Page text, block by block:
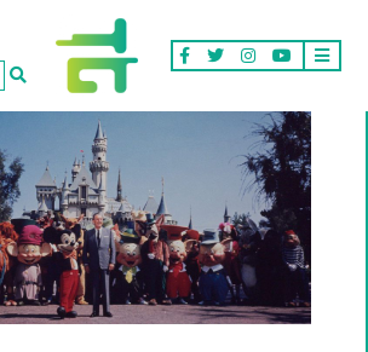
Tag: การ์ตูน